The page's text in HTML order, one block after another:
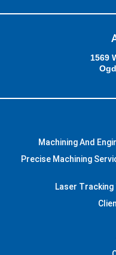
1569
Machining And
Precise Machining
Laser Tracking